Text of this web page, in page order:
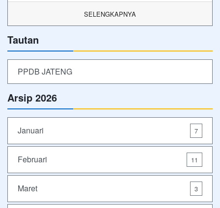
SELENGKAPNYA
Tautan
PPDB JATENG
Arsip 2026
Januari 7
Februari 11
Maret 3